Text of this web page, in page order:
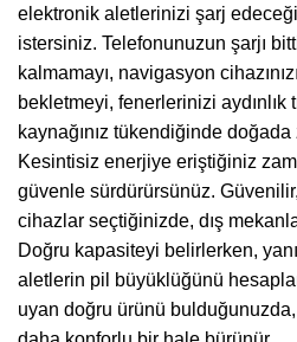
elektronik aletlerinizi şarj
istersiniz. Telefonunuzun şarjı
kalmamayı, navigasyon
bekletmeyi, fenerlerinizi aydınlık
kaynağınız tükendiğinde
Kesintisiz enerjiye eriştiğiniz
güvenle sürdürürsünüz.
cihazlar seçtiğinizde, dış
Doğru kapasiteyi belirlerken,
aletlerin pil büyüklüğünü
uyan doğru ürünü